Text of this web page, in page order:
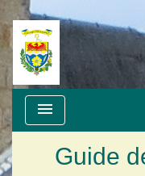
menu
Guide